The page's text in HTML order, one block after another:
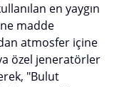
en yaygın
madde
atmosfer içine
özel jeneratörler
"Bulut